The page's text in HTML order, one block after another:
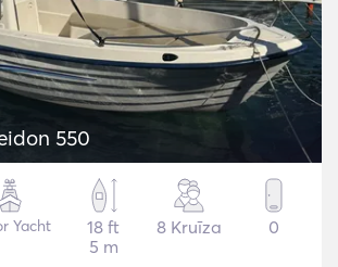
550
Yacht
18 ft
5 m
8 Kruīza 0